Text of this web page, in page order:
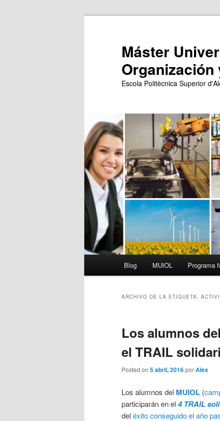
Máster
Escola Politècnica Superior
Blog MUIOL Programa
ARCHIVO DE LA ETIQUETA:
Los alumnos
el TRAIL
Posted on 5 abril, 2016porAlex
Los alumnos del MUIOL (
participarán en el4 TRAIL
deléxito conseguido el año